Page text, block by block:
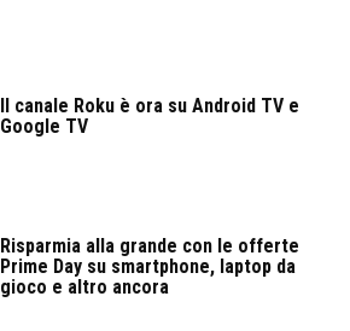
Il canale Roku è ora su Android TV e
Google TV
Risparmia alla grande con le offerte
Prime Day su smartphone, laptop da
gioco e altro ancora